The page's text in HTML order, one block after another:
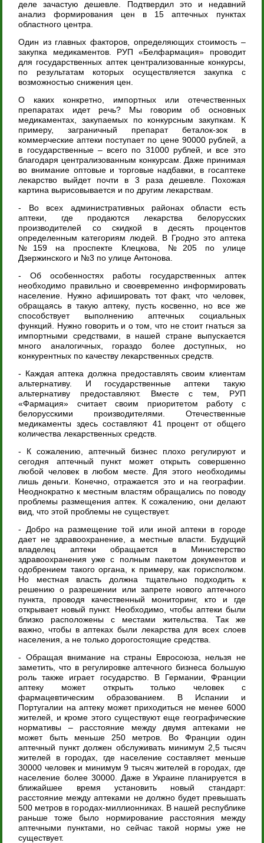
деле зачастую дешевле. Подтвердил это и недавний
анализ формирования цен в 15 аптечных пунктах
областного центра.
Один из главных факторов, определяющих стоимость –
закупка медикаментов. РУП «Белфармация» проводит
для государственных аптек централизованные конкурсы,
по результатам которых осуществляется закупка с
возможностью снижения цен.
О каких конкретно, импортных или отечественных
препаратах идет речь? Мы говорим об основных
медикаментах, закупаемых по конкурсным закупкам. К
примеру, заграничный препарат беталок-зок в
коммерческие аптеки поступает по цене 90000 рублей, а
в государственные – всего по 31000 рублей, и все это
благодаря централизованным конкурсам. Даже принимая
во внимание оптовые и торговые надбавки, в госаптеке
лекарство выйдет почти в 3 раза дешевле. Похожая
картина вырисовывается и по другим лекарствам.
- Во всех административных районах области есть
аптеки, где продаются лекарства белорусских
производителей со скидкой в десять процентов
определенным категориям людей. В Гродно это аптека
№159 на проспекте Клецкова, №205 по улице
Дзержинского и №3 по улице Антонова.
- Об особенностях работы государственных аптек
необходимо правильно и своевременно информировать
население. Нужно афишировать тот факт, что человек,
обращаясь в такую аптеку, пусть косвенно, но все же
способствует выполнению аптечных социальных
функций. Нужно говорить и о том, что не стоит гнаться за
импортными средствами, в нашей стране выпускается
много аналогичных, гораздо более доступных, но
конкурентных по качеству лекарственных средств.
- Каждая аптека должна предоставлять своим клиентам
альтернативу. И государственные аптеки такую
альтернативу предоставляют. Вместе с тем, РУП
«Фармация» считает своим приоритетом работу с
белорусскими производителями. Отечественные
медикаменты здесь составляют 41 процент от общего
количества лекарственных средств.
- К сожалению, аптечный бизнес плохо регулируют и
сегодня аптечный пункт может открыть совершенно
любой человек в любом месте. Для этого необходимы
лишь деньги. Конечно, отражается это и на географии.
Неоднократно к местным властям обращались по поводу
проблемы размещения аптек. К сожалению, они делают
вид, что этой проблемы не существует.
- Добро на размещение той или иной аптеки в городе
дает не здравоохранение, а местные власти. Будущий
владелец аптеки обращается в Министерство
здравоохранения уже с полным пакетом документов и
одобрением такого органа, к примеру, как горисполком.
Но местная власть должна тщательно подходить к
решению о разрешении или запрете нового аптечного
пункта, проводя качественный мониторинг, кто и где
открывает новый пункт. Необходимо, чтобы аптеки были
близко расположены с местами жительства. Так же
важно, чтобы в аптеках были лекарства для всех слоев
населения, а не только дорогостоящие средства.
- Обращая внимание на страны Евросоюза, нельзя не
заметить, что в регулировке аптечного бизнеса большую
роль также играет государство. В Германии, Франции
аптеку может открыть только человек с
фармацевтическим образованием. В Испании и
Португалии на аптеку может приходиться не менее 6000
жителей, и кроме этого существуют еще географические
нормативы – расстояние между двумя аптеками не
может быть меньше 250 метров. Во Франции один
аптечный пункт должен обслуживать минимум 2,5 тысяч
жителей в городах, где население составляет меньше
30000 человек и минимум 9 тысяч жителей в городах, где
население более 30000. Даже в Украине планируется в
ближайшее время установить новый стандарт:
расстояние между аптеками не должно будет превышать
500 метров в городах-миллионниках. В нашей республике
раньше тоже было нормирование расстояния между
аптечными пунктами, но сейчас такой нормы уже не
существует.